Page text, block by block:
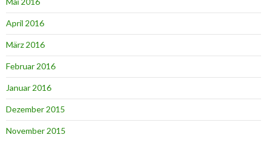
April 2016
März 2016
Februar 2016
Januar 2016
Dezember 2015
November 2015